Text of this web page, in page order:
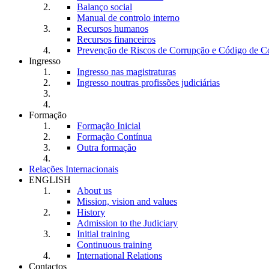
Balanço social
Manual de controlo interno
Recursos humanos
Recursos financeiros
Prevenção de Riscos de Corrupção e Código de
Ingresso
Ingresso nas magistraturas
Ingresso noutras profissões judiciárias
Formação
Formação Inicial
Formação Contínua
Outra formação
Relações Internacionais
ENGLISH
About us
Mission, vision and values
History
Admission to the Judiciary
Initial training
Continuous training
International Relations
Contactos